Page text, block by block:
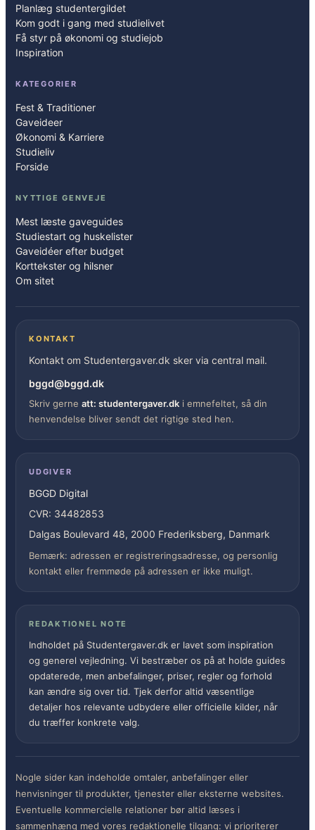
Planlæg studentergildet
Kom godt i gang med studielivet
Få styr på økonomi og studiejob
Inspiration
KATEGORIER
Fest & Traditioner
Gaveideer
Økonomi & Karriere
Studieliv
Forside
NYTTIGE GENVEJE
Mest læste gaveguides
Studiestart og huskelister
Gaveidéer efter budget
Korttekster og hilsner
Om sitet
KONTAKT
Kontakt om Studentergaver.dk sker via central mail.
bggd@bggd.dk
Skriv gerne att: studentergaver.dk i emnefeltet, så din
henvendelse bliver sendt det rigtige sted hen.
UDGIVER
BGGD Digital
CVR: 34482853
Dalgas Boulevard 48, 2000 Frederiksberg, Danmark
Bemærk: adressen er registreringsadresse, og personlig
kontakt eller fremmøde på adressen er ikke muligt.
REDAKTIONEL NOTE
Indholdet på Studentergaver.dk er lavet som inspiration
og generel vejledning. Vi bestræber os på at holde guides
opdaterede, men anbefalinger, priser, regler og forhold
kan ændre sig over tid. Tjek derfor altid væsentlige
detaljer hos relevante udbydere eller officielle kilder, når
du træffer konkrete valg.
Nogle sider kan indeholde omtaler, anbefalinger eller
henvisninger til produkter, tjenester eller eksterne websites.
Eventuelle kommercielle relationer bør altid læses i
sammenhæng med vores redaktionelle tilgang: vi prioriterer